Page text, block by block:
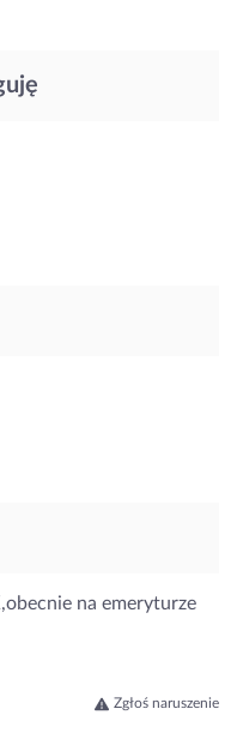
na emeryturze
Zgłoś naruszenie